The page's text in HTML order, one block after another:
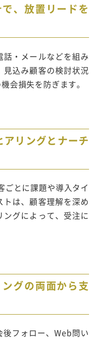
、放置リードを
・メールなどを組み
込み顧客の検討状況
会損失を防ぎます。
リングとナーチ
とに課題や導入タイ
は、顧客理解を深め
グによって、受注に
グの両面から支
フォロー、Web問い